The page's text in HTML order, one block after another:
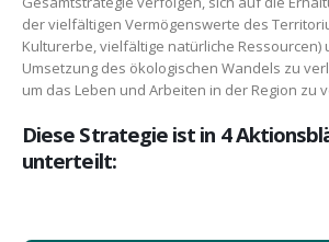
der vielfältigen Vermögenswerte des
Kulturerbe, vielfältige natürliche Ressourcen)
Umsetzung des ökologischen Wandels zu
um das Leben und Arbeiten in der Region zu
Diese Strategie ist in 4
unterteilt: